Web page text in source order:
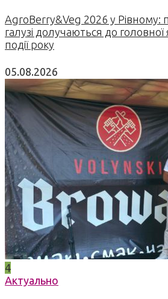
AgroBerry&Veg 2026 у Рівному:
галузі долучаються до головної
події року
05.08.2026
4
Актуально